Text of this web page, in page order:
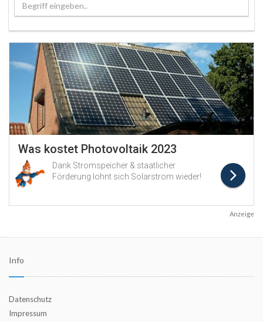
Begriff eingeben..
Anzeige
Info
Datenschutz
Impressum